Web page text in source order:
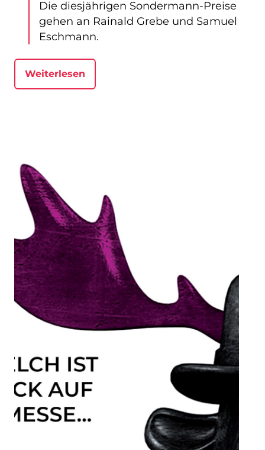
Die diesjährigen Sondermann-Preise
gehen an Rainald Grebe und Samuel
Eschmann.
Weiterlesen